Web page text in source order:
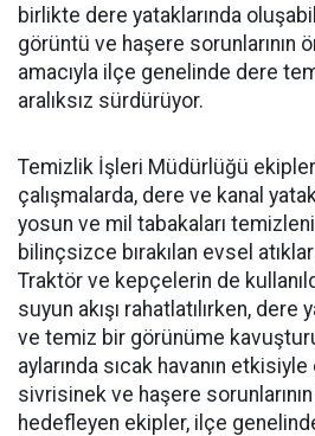
birlikte dere yataklarında
görüntü ve haşere sorunlarının
amacıyla ilçe genelinde dere
aralıksız sürdürüyor.
Temizlik İşleri Müdürlüğü
çalışmalarda, dere ve kanal
yosun ve mil tabakaları
bilinçsizce bırakılan evsel
Traktör ve kepçelerin de
suyun akışı rahatlatılırken, dere
ve temiz bir görünüme
aylarında sıcak havanın
sivrisinek ve haşere
hedefleyen ekipler, ilçe